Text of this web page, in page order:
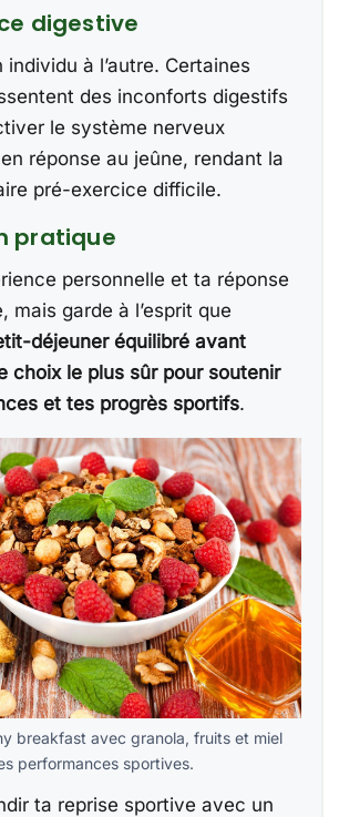
digestive
individu à l’autre. Certaines
des inconforts digestifs
le système nerveux
réponse au jeûne, rendant la
pré-exercice difficile.
pratique
personnelle et ta réponse
mais garde à l’esprit que
déjeuner équilibré avant
choix le plus sûr pour soutenir
et tes progrès sportifs.
breakfast avec granola, fruits et miel
performances sportives.
ta reprise sportive avec un